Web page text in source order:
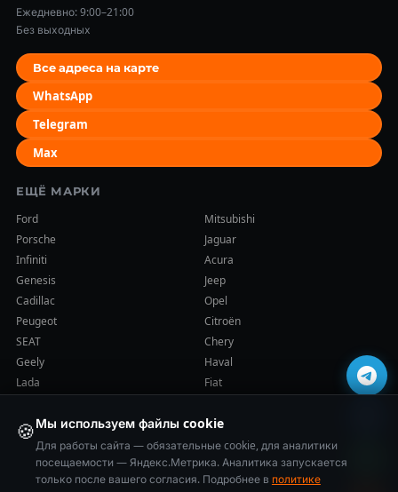
Ежедневно: 9:00–21:00
Без выходных
Все адреса на карте
WhatsApp
Telegram
Max
ЕЩЁ МАРКИ
Ford
Mitsubishi
Porsche
Jaguar
Infiniti
Acura
Genesis
Jeep
Cadillac
Opel
Peugeot
Citroën
SEAT
Chery
Geely
Haval
Lada
Fiat
© 2014–2026 Cars-Health (ООО «ВСЕ ПРО АКПП»). Все права
🍪Мы используем файлы cookie
Для работы сайта — обязательные cookie, для аналитики
посещаемости — Яндекс.Метрика. Аналитика запускается
только после вашего согласия. Подробнее в политике